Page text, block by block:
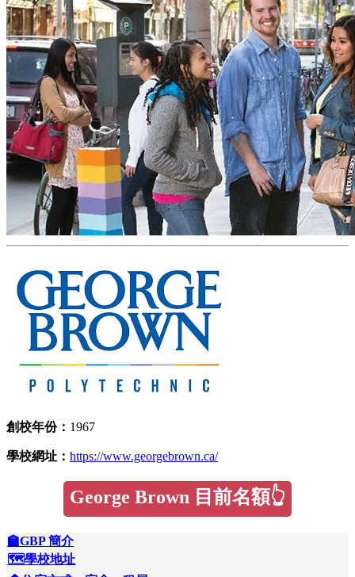
創校年份： 1967
學校網址： https://www.georgebrown.ca/
George Brown 目前名額👆
🏫GBP 簡介
🗺️學校地址